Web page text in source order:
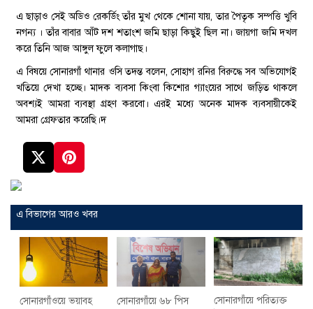
এ ছাড়াও সেই অডিও রেকর্ডিং তাঁর মুখ থেকে শোনা যায়, তার পৈতৃক সম্পত্তি খুবি
নগন্য । তাঁর বাবার আঁট দশ শতাংশ জমি ছাড়া কিছুই ছিল না। জায়গা জমি দখল
করে তিনি আজ আঙ্গুল ফুলে কলাগাছ।
এ বিষয়ে সোনারগাঁ থানার ওসি তদন্ত বলেন, সোহাগ রনির বিরুদ্ধে সব অভিযোগই
খতিয়ে দেখা হচ্ছে। মাদক ব্যবসা কিংবা কিশোর গ্যাংয়ের সাথে জড়িত থাকলে
অবশ্যই আমরা ব্যবস্থা গ্রহণ করবো। এরই মধ্যে অনেক মাদক ব্যবসায়ীকেই
আমরা গ্রেফতার করেছি।দ
এ বিভাগের আরও খবর
সোনারগাঁওয়ে ভয়াবহ সোনারগাঁয়ে ৬৮ পিস
সোনারগাঁয়ে পরিত্যক্ত